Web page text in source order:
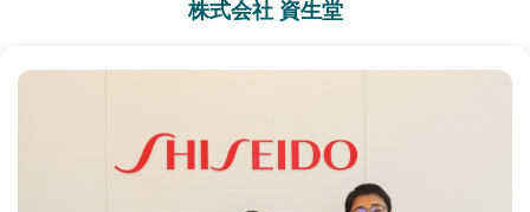
株式会社 資生堂